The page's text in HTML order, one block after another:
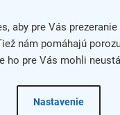
aby pre Vás
nám pomáhajú
ho pre Vás mohli
Nastavenie
modrá